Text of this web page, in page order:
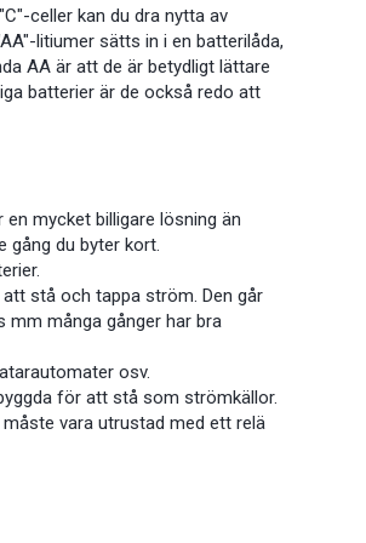
celler kan du dra nytta av
litiumer sätts in i en batterilåda,
AA är att de är betydligt lättare
batterier är de också redo att
mycket billigare lösning än
gång du byter kort.
stå och tappa ström. Den går
mm många gånger har bra
osv.
för att stå som strömkällor.
vara utrustad med ett relä